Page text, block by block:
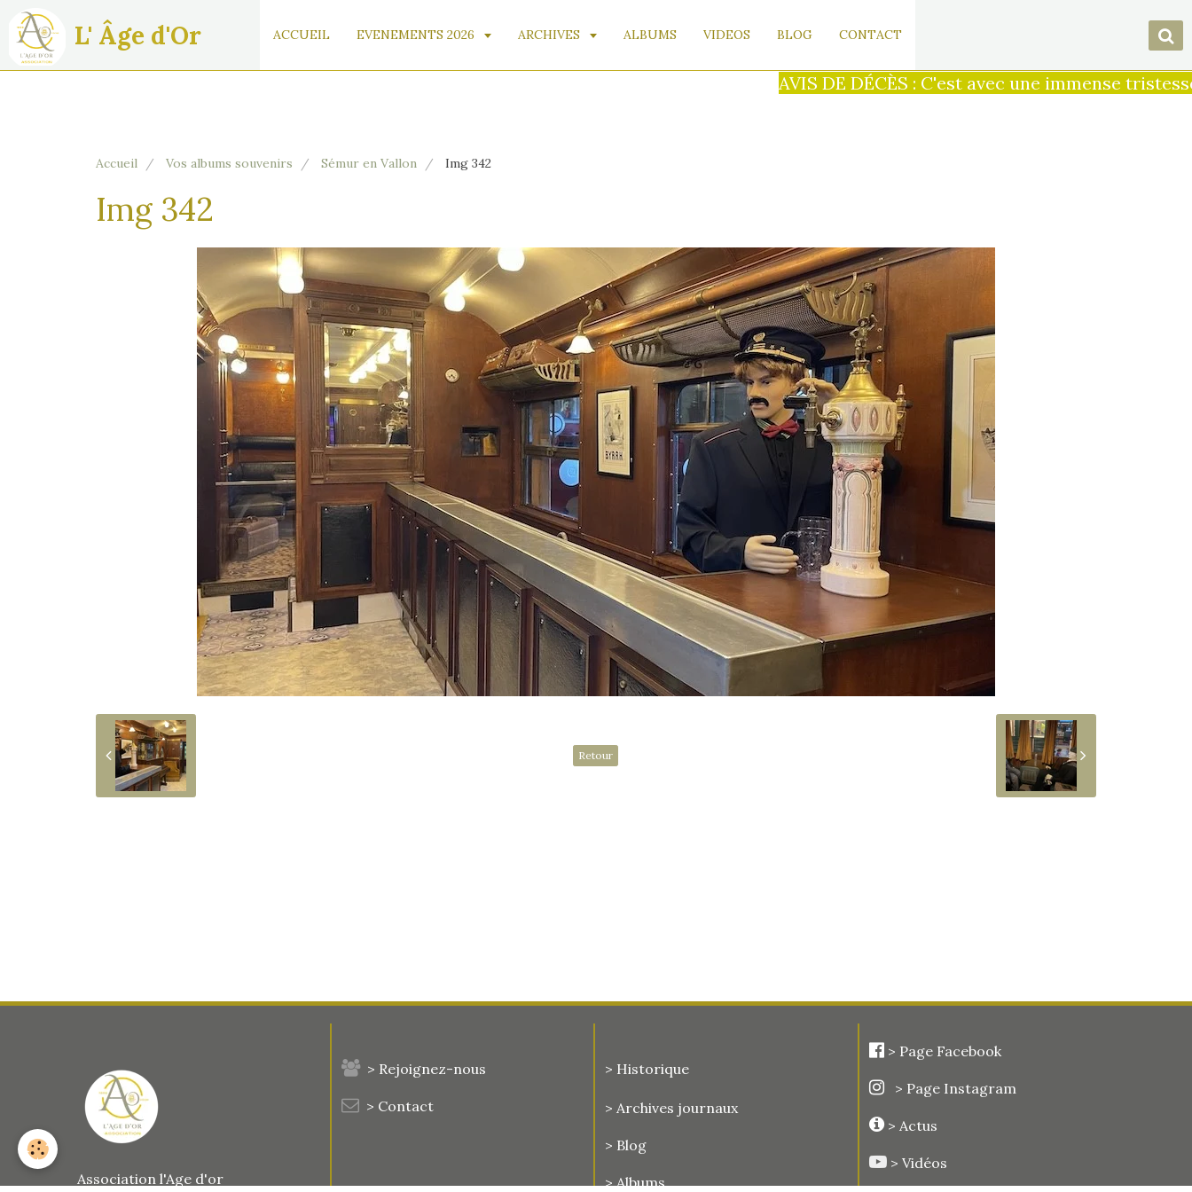
AVIS DE DÉCÈS : C'est avec une immense
L' Âge d'Or ACCUEIL EVENEMENTS 2026 ARCHIVES ALBUMS VIDEOS BLOG CONTACT
Accueil Vos albums souvenirs Sémur en Vallon Img 342
Img 342
Retour
Association l'Age d'or
> Rejoignez-nous
> Contact
> Historique
> Archives journaux
> Blog
> Albums
> Page Facebook
> Page Instagram
> Actus
> Vidéos